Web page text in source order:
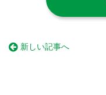
新しい記事へ